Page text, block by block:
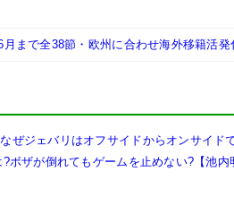
まで全38節・欧州に合わせ海外移籍活発
ぜジェバリはオフサイドからオンサイド
ザが倒れてもゲームを止めない?【池内